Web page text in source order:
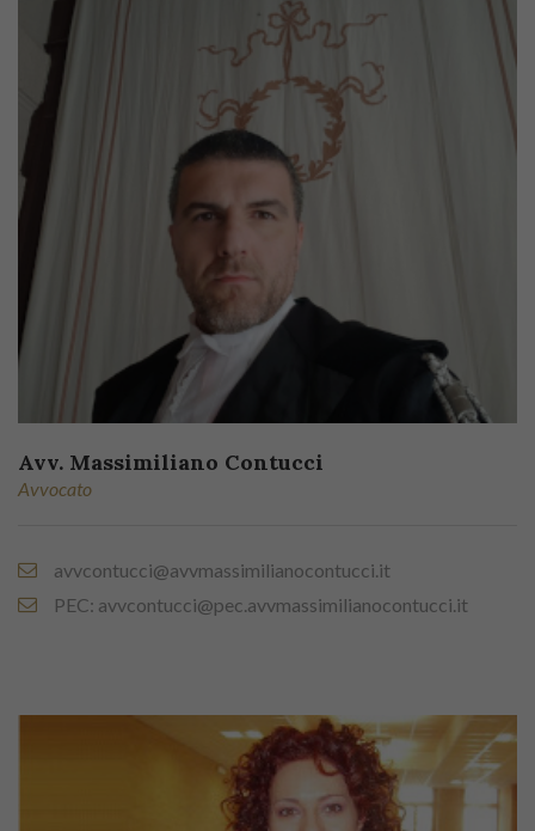
Avv. Massimiliano Contucci
Avvocato
avvcontucci@avvmassimilianocontucci.it
PEC: avvcontucci@pec.avvmassimilianocontucci.it